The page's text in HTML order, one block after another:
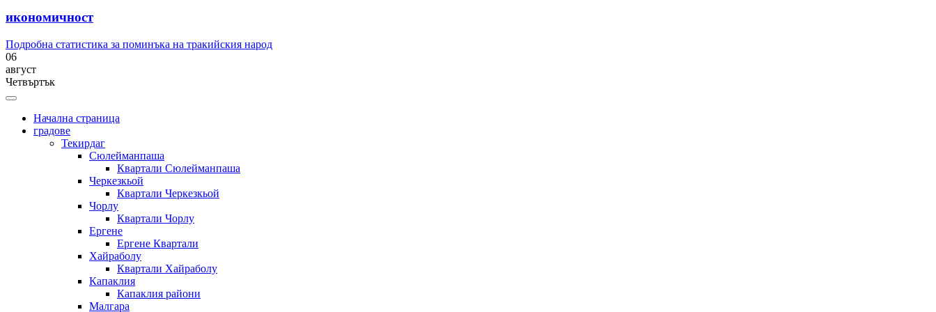
икономичност
Подробна статистика за поминъка на тракийския народ
06
август
Четвъртък
Начална страница
градове
Текирдаг
Сюлейманпаша
Квартали Сюлейманпаша
Черкезкьой
Квартали Черкезкьой
Чорлу
Квартали Чорлу
Ергене
Ергене Квартали
Хайраболу
Квартали Хайраболу
Капаклия
Капаклия райони
Малгара